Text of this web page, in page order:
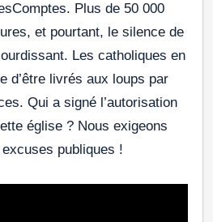
Plus de 50 000
et pourtant, le silence de
Les catholiques en
d’être livrés aux loups par
Qui a signé l’autorisation
église ? Nous exigeons
publiques !